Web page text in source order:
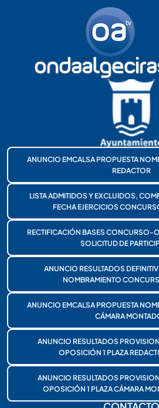
ANUNCIO EMCALSA PROPUESTA
REDACTOR
LISTA ADMITIDOS Y EXCLUIDOS,
FECHA EJERCICIOS
RECTIFICACIÓN BASES CONCURSO-
SOLICITUD DE
ANUNCIO RESULTADOS
NOMBRAMIENTO
ANUNCIO EMCALSA PROPUESTA
CÁMARA
ANUNCIO RESULTADOS
OPOSICIÓN 1 PLAZA
ANUNCIO RESULTADOS
OPOSICIÓN 1 PLAZA CÁMARA